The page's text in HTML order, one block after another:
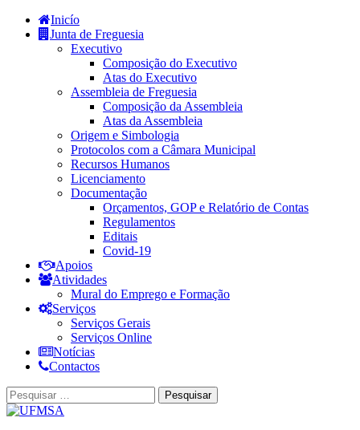
Inicío
Junta de Freguesia
Executivo
Composição do Executivo
Atas do Executivo
Assembleia de Freguesia
Composição da Assembleia
Atas da Assembleia
Origem e Simbologia
Protocolos com a Câmara Municipal
Recursos Humanos
Licenciamento
Documentação
Orçamentos, GOP e Relatório de Contas
Regulamentos
Editais
Covid-19
Apoios
Atividades
Mural do Emprego e Formação
Serviços
Serviços Gerais
Serviços Online
Notícias
Contactos